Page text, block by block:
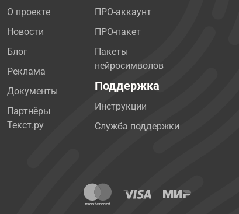
О проекте
Новости
Блог
Реклама
Документы
Партнёры
Текст.ру
ПРО-аккаунт
ПРО-пакет
Пакеты
нейросимволов
Поддержка
Инструкции
Служба поддержки